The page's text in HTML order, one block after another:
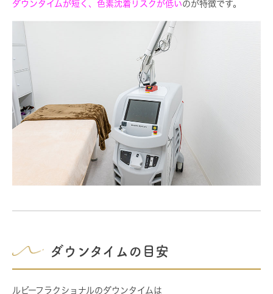
ダウンタイムが短く、色素沈着リスクが低いのが特徴です。
ダウンタイムの目安
ルビーフラクショナルのダウンタイムは